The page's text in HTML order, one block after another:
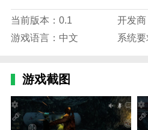
成功营造出令人毛骨悚然的恐
支持多人在线合作。这意
谜题和线索不仅增加了游
解决谜题的过程中获得极大的
恐怖奶奶2联机版2025最新版
当前版本：0.1
开发
游戏语言：中文
系统
游戏截图